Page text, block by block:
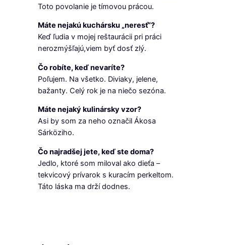
Toto povolanie je tímovou prácou.
Máte nejakú kuchársku „neresť“?
Keď ľudia v mojej reštaurácii pri práci
nerozmýšľajú,viem byť dosť zlý.
Čo robíte, keď nevaríte?
Poľujem. Na všetko. Diviaky, jelene,
bažanty. Celý rok je na niečo sezóna.
Máte nejaký kulinársky vzor?
Asi by som za neho označil Ákosa
Sárköziho.
Čo najradšej jete, keď ste doma?
Jedlo, ktoré som miloval ako dieťa –
tekvicový prívarok s kuracím perkeltom.
Táto láska ma drží dodnes.